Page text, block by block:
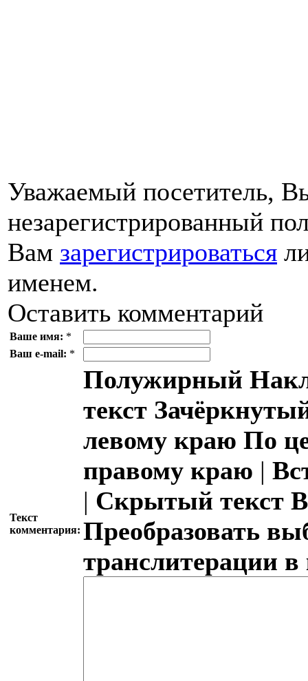
Уважаемый посетитель,
незарегистрированный
Вам зарегистрироваться
именем.
Оставить комментарий
Ваше имя: *
Ваш e-mail: *
Текст
комментария:
Полужирный
текст
левому краю По
правому краю |
| Скрытый текст
Преобразовать
транслитерации